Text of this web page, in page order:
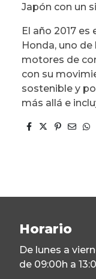
Japón con un
El año 2017
Honda, uno
motores de
con su
sostenible y
más allá e
Horario
De lunes a
de 09:00h a